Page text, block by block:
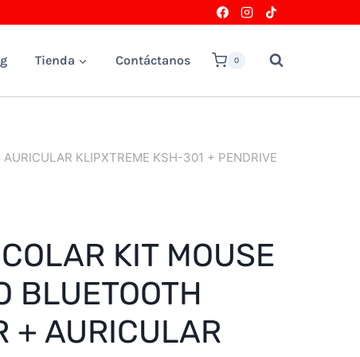
Tienda Contáctanos 0
KLIPXTREME KSH-301 + PENDRIVE
KIT MOUSE
BLUETOOTH
+ AURICULAR